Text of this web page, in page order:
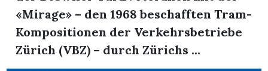
«Mirage» – den 1968 beschafften Tram-
Kompositionen der Verkehrsbetriebe
Zürich (VBZ) – durch Zürichs ...